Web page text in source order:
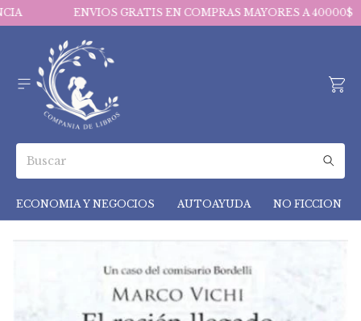
ENVIOS GRATIS EN COMPRAS MAYORES A 40000$
ECONOMIA Y NEGOCIOS AUTOAYUDA NO FICCION